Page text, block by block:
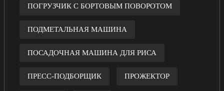
ПОГРУЗЧИК С БОРТОВЫМ ПОВОРОТОМ
ПОДМЕТАЛЬНАЯ МАШИНА
ПОСАДОЧНАЯ МАШИНА ДЛЯ РИСА
ПРЕСС-ПОДБОРЩИК ПРОЖЕКТОР